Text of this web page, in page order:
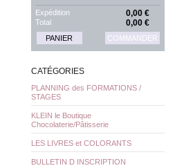
Expédition 0,00 €
Total 0,00 €
PANIER COMMANDER
CATÉGORIES
PLANNING des FORMATIONS /
STAGES
KLEIN le Boutique
Chocolaterie/Pâtisserie
LES LIVRES et COLORANTS
BULLETIN D INSCRIPTION